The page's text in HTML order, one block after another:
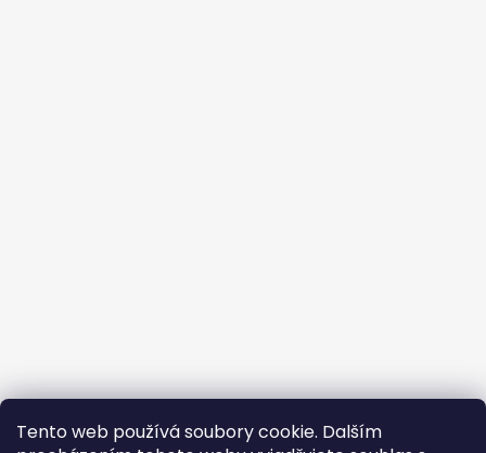
Tento web používá soubory cookie. Dalším